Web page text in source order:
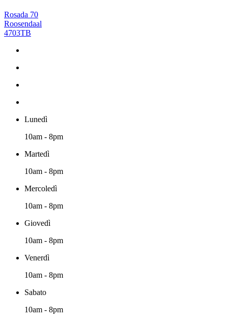
Rosada 70
Roosendaal
4703TB
Lunedì
10am - 8pm
Martedì
10am - 8pm
Mercoledì
10am - 8pm
Giovedì
10am - 8pm
Venerdì
10am - 8pm
Sabato
10am - 8pm